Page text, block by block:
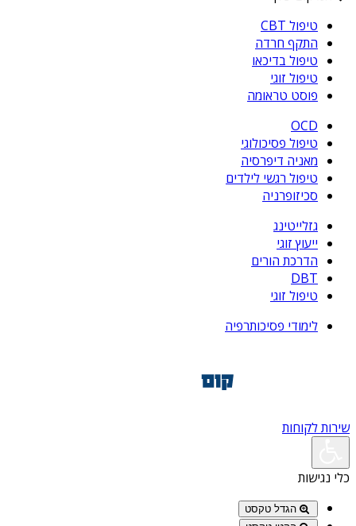
טיפול CBT
התקף חרדה
טיפול בדיכאו
טיפול זוגי
פוסט טראומה
OCD
טיפול פסיכולוגי
מאניה דיפרסיה
טיפול רגשי לילדים
סכיזופרניה
גזלייטינג
ייעוץ זוגי
הדרכת הורים
DBT
טיפול זוגי
לימודי פסיכותרפיה
שירות לקוחות
כלי נגישות
הגדל טקסט